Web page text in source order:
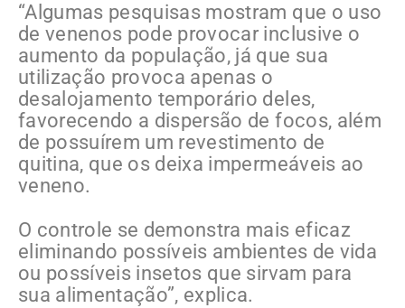
“Algumas pesquisas mostram que o uso
de venenos pode provocar inclusive o
aumento da população, já que sua
utilização provoca apenas o
desalojamento temporário deles,
favorecendo a dispersão de focos, além
de possuírem um revestimento de
quitina, que os deixa impermeáveis ao
veneno.
O controle se demonstra mais eficaz
eliminando possíveis ambientes de vida
ou possíveis insetos que sirvam para
sua alimentação”, explica.